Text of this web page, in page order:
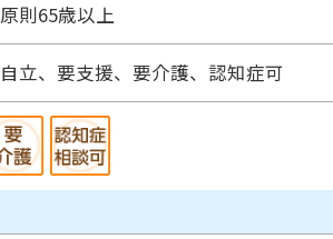
原則65歳以上
自立、要支援、要介護、認知症可